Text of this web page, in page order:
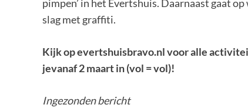
pimpen’ in het Evertshuis. Daarnaast gaat
slag met graffiti.
Kijk opevertshuisbravo.nlvoor alle
jevanaf 2 maartin(vol = vol)!
Ingezonden bericht